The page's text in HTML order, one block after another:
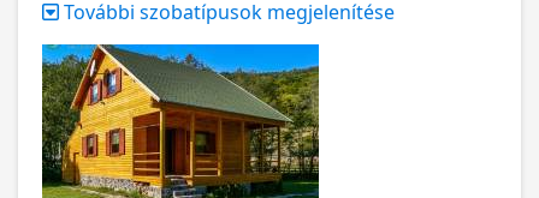
További szobatípusok megjelenítése